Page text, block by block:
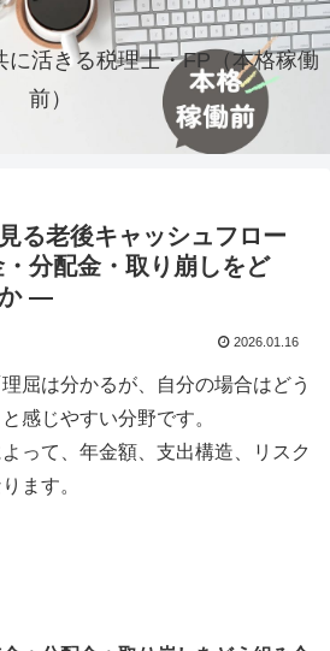
に活きる税理士・FP（本格稼働
前）
る老後キャッシュフロー
分配金・取り崩しをど
か ―
2026.01.16
屈は分かるが、自分の場合はどう
感じやすい分野です。
って、年金額、支出構造、リスク
ます。